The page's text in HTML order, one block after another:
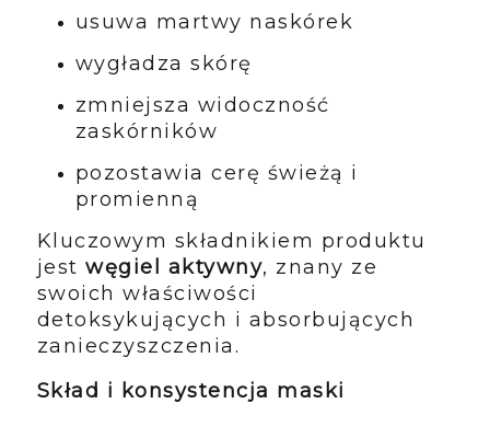
usuwa martwy naskórek
wygładza skórę
zmniejsza widoczność
zaskórników
pozostawia cerę świeżą i
promienną
Kluczowym składnikiem produktu
jestwęgiel aktywny, znany ze
swoich właściwości
detoksykujących i absorbujących
zanieczyszczenia.
Skład i konsystencja maski